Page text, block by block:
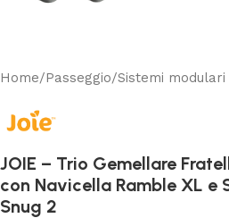
Home/Passeggio/Sistemi modulari
JOIE – Trio Gemellare
con Navicella Ramble XL e
Snug 2